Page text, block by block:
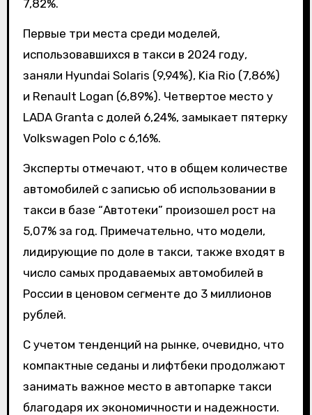
7,82%.
Первые три места среди моделей,
использовавшихся в такси в 2024 году,
заняли Hyundai Solaris (9,94%), Kia Rio (7,86%)
и Renault Logan (6,89%). Четвертое место у
LADA Granta с долей 6,24%, замыкает пятерку
Volkswagen Polo с 6,16%.
Эксперты отмечают, что в общем количестве
автомобилей с записью об использовании в
такси в базе “Автотеки” произошел рост на
5,07% за год. Примечательно, что модели,
лидирующие по доле в такси, также входят в
число самых продаваемых автомобилей в
России в ценовом сегменте до 3 миллионов
рублей.
С учетом тенденций на рынке, очевидно, что
компактные седаны и лифтбеки продолжают
занимать важное место в автопарке такси
благодаря их экономичности и надежности.